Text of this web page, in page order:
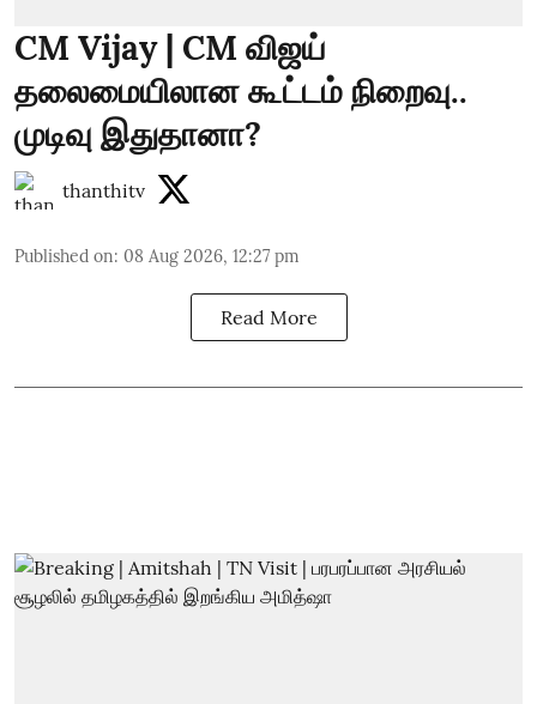
CM Vijay | CM விஜய்
தலைமையிலான கூட்டம் நிறைவு..
முடிவு இதுதானா?
thanthitv
Published on: 08 Aug 2026, 12:27 pm
Read More